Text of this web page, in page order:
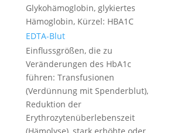
Glykohämoglobin, glykiertes
Hämoglobin, Kürzel: HBA1C
EDTA-Blut
Einflussgrößen, die zu
Veränderungen des HbA1c
führen: Transfusionen
(Verdünnung mit Spenderblut),
Reduktion der
Erythrozytenüberlebenszeit